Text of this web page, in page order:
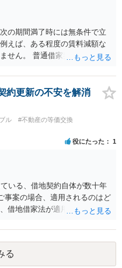
の期間満了時には無条件で立
えば、ある程度の賃料減額な
せん。 普通借家契約であれ
納得できる条件が事前に提示
、立退きにも応じない、とい
約更新の不安を解消
ル
#不動産の等価交換
役にたった 1
いる、借地契約自体が数十年
案の場合、適用されるのはど
借地借家法が適用される場合
法の更新に関する規定の適用
が締結されている契約書の内
るように思います。 その上
る